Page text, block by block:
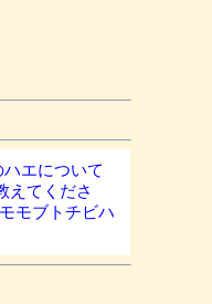
ハエについて
えてくださ
モブトチビハ